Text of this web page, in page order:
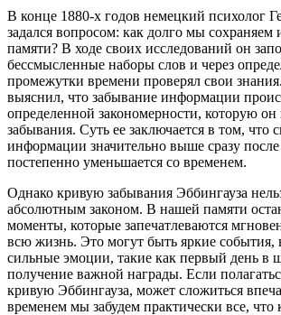
В конце 1880-х годов немецкий психолог
задался вопросом: как долго мы
памяти? В ходе своих исследований он
бессмысленные наборы слов и через
промежутки времени проверял свои
выяснил, что забывание информации
определенной закономерности, которую он
забывания. Суть ее заключается в том, что
информации значительно выше сразу после
постепенно уменьшается со временем.
Однако кривую забывания Эббингауза
абсолютным законом. В нашей памяти
моменты, которые запечатлеваются
всю жизнь. Это могут быть яркие
сильные эмоции, такие как первый день в
получение важной награды. Если
кривую Эббингауза, может сложиться
временем мы забудем практически все, что